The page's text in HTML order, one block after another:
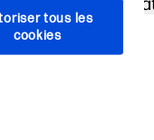
tous les
cookies